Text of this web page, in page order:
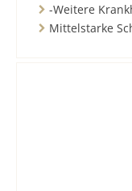
-Weitere
Mittelstarke